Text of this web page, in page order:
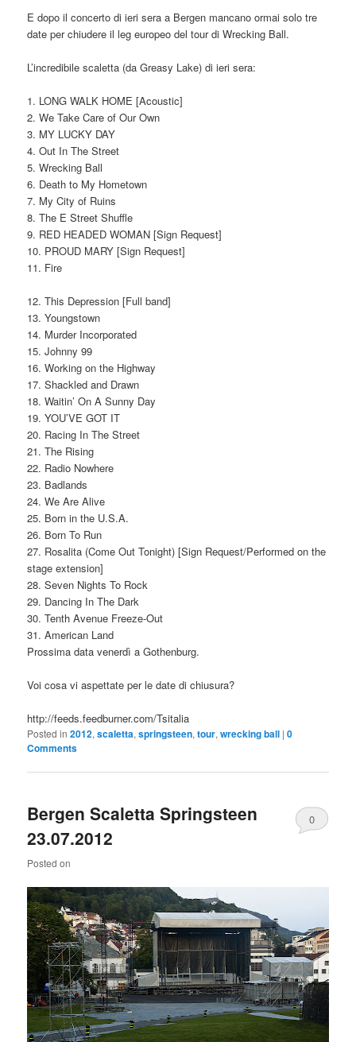
E dopo il concerto di ieri sera a Bergen mancano ormai solo tre
date per chiudere il leg europeo del tour di Wrecking Ball.
L’incredibile scaletta (da Greasy Lake) di ieri sera:
1. LONG WALK HOME [Acoustic]
2. We Take Care of Our Own
3. MY LUCKY DAY
4. Out In The Street
5. Wrecking Ball
6. Death to My Hometown
7. My City of Ruins
8. The E Street Shuffle
9. RED HEADED WOMAN [Sign Request]
10. PROUD MARY [Sign Request]
11. Fire
12. This Depression [Full band]
13. Youngstown
14. Murder Incorporated
15. Johnny 99
16. Working on the Highway
17. Shackled and Drawn
18. Waitin’ On A Sunny Day
19. YOU’VE GOT IT
20. Racing In The Street
21. The Rising
22. Radio Nowhere
23. Badlands
24. We Are Alive
25. Born in the U.S.A.
26. Born To Run
27. Rosalita (Come Out Tonight) [Sign Request/Performed on the
stage extension]
28. Seven Nights To Rock
29. Dancing In The Dark
30. Tenth Avenue Freeze-Out
31. American Land
Prossima data venerdì a Gothenburg.
Voi cosa vi aspettate per le date di chiusura?
http://feeds.feedburner.com/Tsitalia
Posted in 2012,scaletta,springsteen,tour,wrecking ball |0
Comments
Bergen Scaletta Springsteen
23.07.2012
Posted on
0